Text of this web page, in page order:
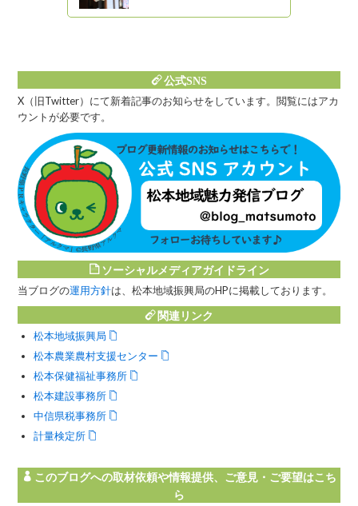
公式SNS
X（旧Twitter）にて新着記事のお知らせをしています。閲覧にはアカ
ウントが必要です。
ソーシャルメディアガイドライン
当ブログの運用方針は、松本地域振興局のHPに掲載しております。
関連リンク
松本地域振興局
松本農業農村支援センター
松本保健福祉事務所
松本建設事務所
中信県税事務所
計量検定所
このブログへの取材依頼や情報提供、ご意見・ご要望はこち
ら